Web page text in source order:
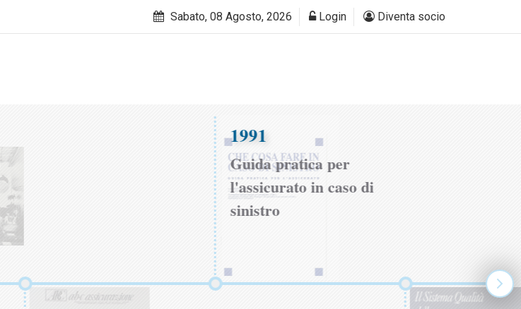
Sabato, 08 Agosto, 2026 Login Diventa socio
1991
Guida pratica per
l'assicurato in caso di
sinistro